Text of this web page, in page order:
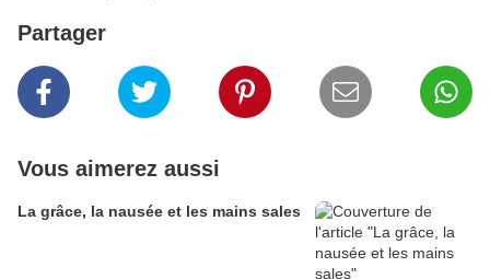
Partager
Vous aimerez aussi
La grâce, la nausée et les mains sales